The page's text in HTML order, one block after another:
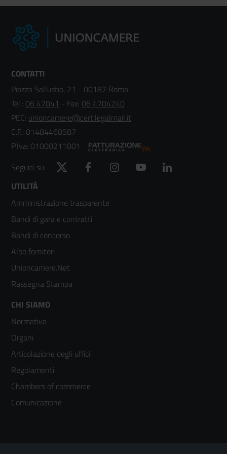
CONTATTI
Piazza Sallustio, 21 - 00187 Roma
Tel.: 06 47041 - Fax: 06 4704240
PEC: unioncamere@cert.legalmail.it
C.F.: 01484460587
P.Iva: 01000211001
Seguici su:
Twitter Facebook Instagram YouTube
Footer
menù
colonna
2
UTILITÀ
Amministrazione trasparente
Bandi di gara e contratti
Bandi di concorso
Albo fornitori
Unioncamere.Net
Rassegna Stampa
Footer
menù
colonna
3
CHI SIAMO
Normativa
Organi
Articolazione degli uffici
Regolamenti
Chambers of commerce
Comunicazione